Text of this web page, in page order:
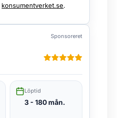
konsumentverket.se.
Sponsoreret
Löptid
3 - 180 mån.